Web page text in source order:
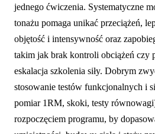
jednego ćwiczenia. Systematyczne
tonażu pomaga unikać przeciążeń,
objętość i intensywność oraz
takim jak brak kontroli obciążeń czy
eskalacja szkolenia siły. Dobrym
stosowanie testów funkcjonalnych i
pomiar 1RM, skoki, testy
rozpoczęciem programu, by